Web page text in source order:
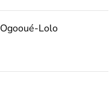
Ogooué-Lolo